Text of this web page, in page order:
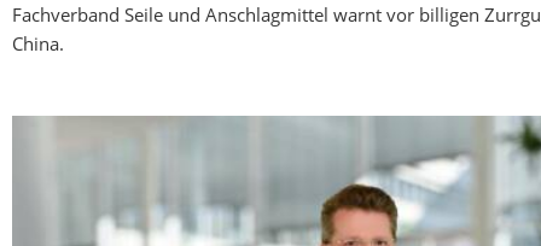
Fachverband Seile und Anschlagmittel warnt vor billigen
China.